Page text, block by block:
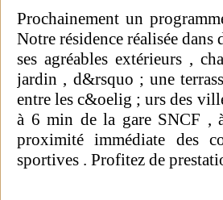
Prochainement un
Notre résidence réalisée
ses agréables extérieurs ,
jardin , d&rsquo ; une
entre les c&oelig ; urs des
à 6 min de la gare SNCF ,
proximité immédiate des
sportives . Profitez de